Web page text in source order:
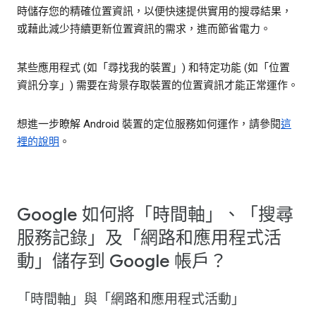
時儲存您的精確位置資訊，以便快速提供實用的搜尋結果，
或藉此減少持續更新位置資訊的需求，進而節省電力。
某些應用程式 (如「尋找我的裝置」) 和特定功能 (如「位置
資訊分享」) 需要在背景存取裝置的位置資訊才能正常運作。
想進一步瞭解 Android 裝置的定位服務如何運作，請參閱這
裡的說明 。
Google 如何將「時間軸」、「搜尋
服務記錄」及「網路和應用程式活
動」儲存到 Google 帳戶？
「時間軸」與「網路和應用程式活動」